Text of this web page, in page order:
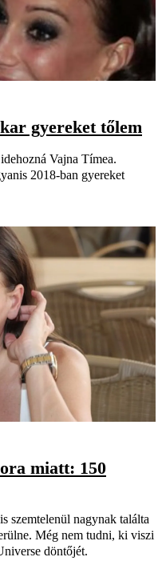
gyereket tőlem
Vajna Tímea.
2018-ban gyereket
miatt: 150
szemtelenül nagynak találta
Még nem tudni, ki viszi
döntőjét.